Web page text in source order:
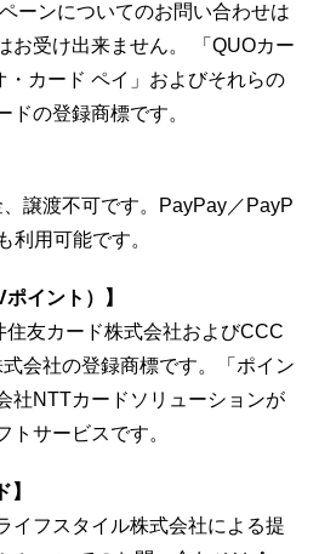
ーンについてのお問い合わせは
お受け出来ません。 「QUOカー
・カード ペイ」およびそれらの
ドの登録商標です。
譲渡不可です。PayPay／PayP
利用可能です。
イント）】
住友カード株式会社およびCCC
会社の登録商標です。「ポイン
社NTTカードソリューションが
トサービスです。
イフスタイル株式会社による提